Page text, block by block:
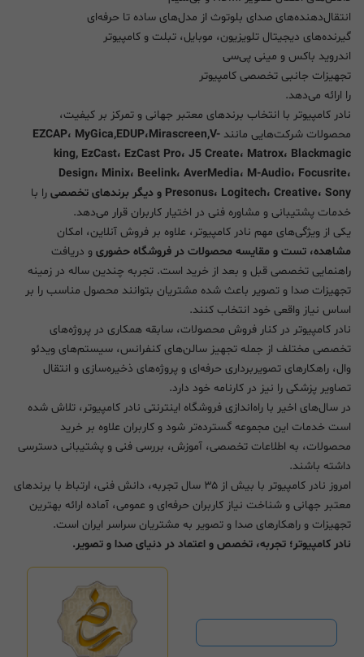
انتقال‌دهنده‌های صدای بلوتوث از مدل‌های ساده تا حرفه‌ای
گیرنده‌های دیجیتال تلویزیون، موبایل، تبلت و کامپیوتر
اندروید باکس و مینی پی‌سی
تجهیزات جانبی تخصصی کامپیوتر
را ارائه می‌دهد.
نادر کامپیوتر با انتخاب برندهای معتبر جهانی و تمرکز بر کیفیت،
محصولات شرکت‌هایی مانند EZCAP، MyGica,EDUP،Mirascreen,V-
king, EzCast، EzCast Pro، J5 Create، Matrox، Blackmagic
Design، Minix، Beelink، AverMedia، M-Audio، Focusrite،
Presonus، Logitech، Creative، Sony و دیگر برندهای تخصصی
را با
خدمات پشتیبانی و مشاوره فنی در اختیار کاربران قرار می‌دهد.
یکی از ویژگی‌های مهم نادر کامپیوتر، علاوه بر فروش آنلاین، امکان
مشاهده، تست و مقایسه محصولات در فروشگاه حضوری و دریافت
راهنمایی تخصصی قبل و بعد از خرید است. تجربه چندین ساله در زمینه
تجهیزات صدا و تصویر باعث شده مشتریان بتوانند محصول مناسب را بر
اساس نیاز واقعی خود انتخاب کنند.
نادر کامپیوتر در کنار فروش محصولات، سابقه همکاری در پروژه‌های
تخصصی مختلف از جمله تجهیز سالن‌های کنفرانس، سیستم‌های ویدئو
وال، راهکارهای تصویربرداری حرفه‌ای و پروژه‌های ذخیره‌سازی و انتقال
تصاویر پزشکی را نیز در کارنامه خود دارد.
در سال‌های اخیر با راه‌اندازی فروشگاه اینترنتی نادر کامپیوتر، تلاش شده
است خدمات این مجموعه گسترده‌تر شود و کاربران علاوه بر خرید
محصولات، به اطلاعات تخصصی، آموزش، بررسی فنی و پشتیبانی دسترسی
داشته باشند.
امروز نادر کامپیوتر با بیش از ۳۵ سال تجربه، دانش فنی، ارتباط با برندهای
معتبر جهانی و شناخت نیاز کاربران حرفه‌ای و عمومی، آماده ارائه بهترین
تجهیزات و راهکارهای صدا و تصویر به مشتریان سراسر ایران است.
نادر کامپیوتر؛ تجربه، تخصص و اعتماد در دنیای صدا و تصویر.